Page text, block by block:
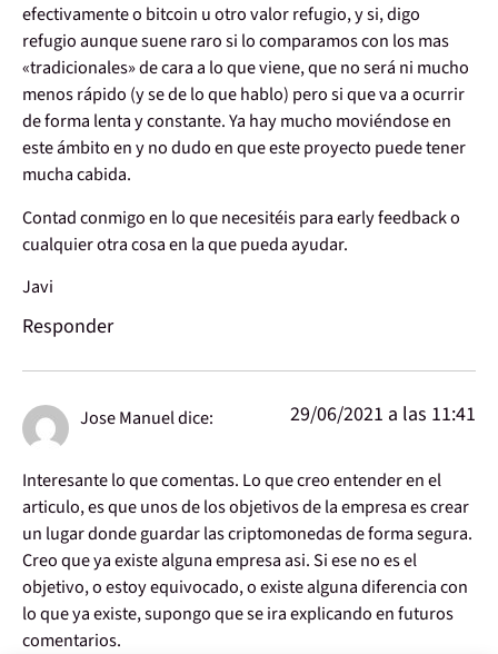
efectivamente o bitcoin u otro valor refugio, y si, digo
refugio aunque suene raro si lo comparamos con los mas
«tradicionales» de cara a lo que viene, que no será ni mucho
menos rápido (y se de lo que hablo) pero si que va a ocurrir
de forma lenta y constante. Ya hay mucho moviéndose en
este ámbito en y no dudo en que este proyecto puede tener
mucha cabida.
Contad conmigo en lo que necesitéis para early feedback o
cualquier otra cosa en la que pueda ayudar.
Javi
Responder
Jose Manueldice: 29/06/2021 a las 11:41
Interesante lo que comentas. Lo que creo entender en el
articulo, es que unos de los objetivos de la empresa es crear
un lugar donde guardar las criptomonedas de forma segura.
Creo que ya existe alguna empresa asi. Si ese no es el
objetivo, o estoy equivocado, o existe alguna diferencia con
lo que ya existe, supongo que se ira explicando en futuros
comentarios.